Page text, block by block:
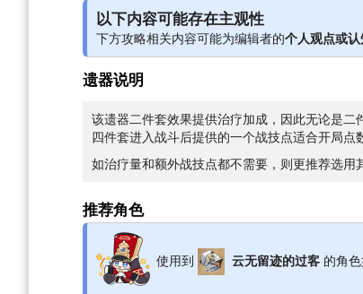
以下内容可能存在主观性
下方攻略相关内容可能为编辑者的个人观点或认
遗器说明
该遗器二件套效果提供治疗加成，因此无论是二
四件套进入战斗后提供的一个战技点适合开局点
如治疗量和额外战技点都不需要，则更推荐选用
推荐角色
使用到 云无留迹的过客 的角